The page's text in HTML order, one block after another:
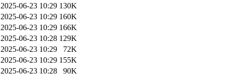
2025-06-23 10:29 130K
2025-06-23 10:29 160K
2025-06-23 10:29 166K
2025-06-23 10:28 129K
2025-06-23 10:29
72K
2025-06-23 10:29 155K
2025-06-23 10:28
90K